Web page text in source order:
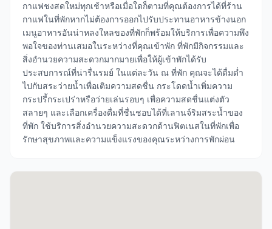
กาแฟชงสดใหม่ทุกเช้าหรือเมื่อใดก็ตามที่คุณต้องการได้ที่ร้าน
กาแฟในที่พักหากไม่ต้องการออกไปรับประทานอาหารข้างนอก
เมนูอาหารอันน่าหลงใหลของที่พักก็พร้อมให้บริการเพื่อความพึง
พอใจของท่านเสมอในระหว่างที่คุณเข้าพัก ที่พักมีกิจกรรมและ
สิ่งอำนวยความสะดวกมากมายเพื่อให้ผู้เข้าพักได้รับ
ประสบการณ์ที่น่ารื่นรมย์ ในแต่ละวัน ณ ที่พัก คุณจะได้ดื่มด่ำ
ไปกับสระว่ายน้ำเพื่อเติมความสดชื่น กระโดดน้ำเพิ่มความ
กระปรี้กระเปร่าหรือว่ายเล่นรอบๆ เพื่อความสดชื่นแต่งตัว
สลายๆ และเลือกเครื่องดื่มที่ชื่นชอบได้ที่เลานจ์ริมสระน้ำของ
ที่พัก ใช้บริการสิ่งอำนวยความสะดวกด้านฟิตเนสในที่พักเพื่อ
รักษาสุขภาพและความแข็งแรงของคุณระหว่างการพักผ่อน